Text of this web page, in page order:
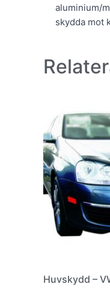
aluminium/
skydda mot
Huvskydd –